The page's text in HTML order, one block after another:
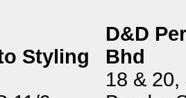
Styling
D&D
Bhd
18 & 20,